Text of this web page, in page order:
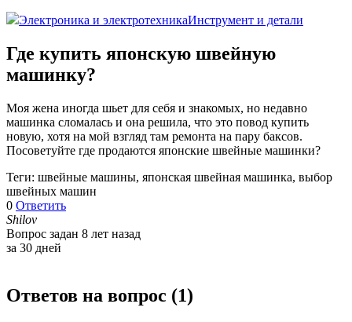
Электроника и электротехникаИнструмент и детали
Где купить японскую швейную
машинку?
Моя жена иногда шьет для себя и знакомых, но недавно
машинка сломалась и она решила, что это повод купить
новую, хотя на мой взгляд там ремонта на пару баксов.
Посоветуйте где продаются японские швейные машинки?
Теги: швейные машины, японская швейная машинка, выбор
швейных машин
0 Ответить
Shilov
Вопрос задан 8 лет назад
за 30 дней
Ответов на вопрос (1)